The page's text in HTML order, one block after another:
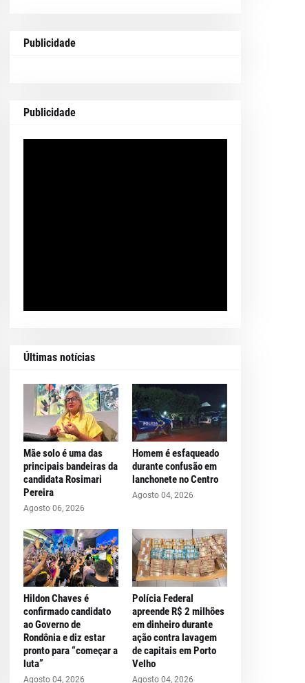
Publicidade
Publicidade
Últimas notícias
Mãe solo é uma das
principais bandeiras da
candidata Rosimari
Pereira
Agosto 06, 2026
Homem é esfaqueado
durante confusão em
lanchonete no Centro
Agosto 04, 2026
Hildon Chaves é
confirmado candidato
ao Governo de
Rondônia e diz estar
pronto para “começar a
luta”
Agosto 04, 2026
Polícia Federal
apreende R$ 2 milhões
em dinheiro durante
ação contra lavagem
de capitais em Porto
Velho
Agosto 04, 2026